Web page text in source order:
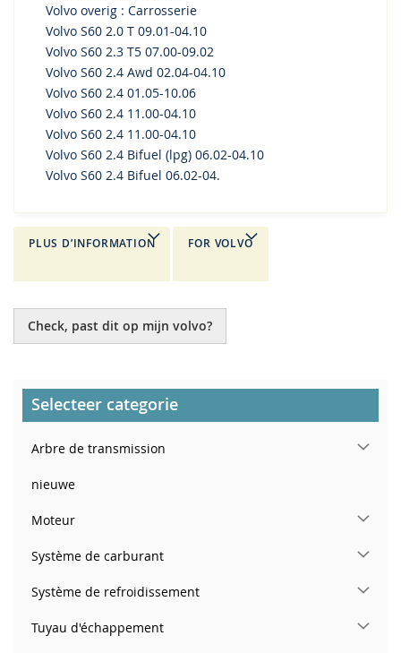
Volvo overig : Carrosserie
Volvo S60 2.0 T 09.01-04.10
Volvo S60 2.3 T5 07.00-09.02
Volvo S60 2.4 Awd 02.04-04.10
Volvo S60 2.4 01.05-10.06
Volvo S60 2.4 11.00-04.10
Volvo S60 2.4 11.00-04.10
Volvo S60 2.4 Bifuel (lpg) 06.02-04.10
Volvo S60 2.4 Bifuel 06.02-04.
PLUS D’INFORMATION FOR VOLVO
Check, past dit op mijn volvo?
Selecteer categorie
Arbre de transmission
nieuwe
Moteur
Système de carburant
Système de refroidissement
Tuyau d'échappement